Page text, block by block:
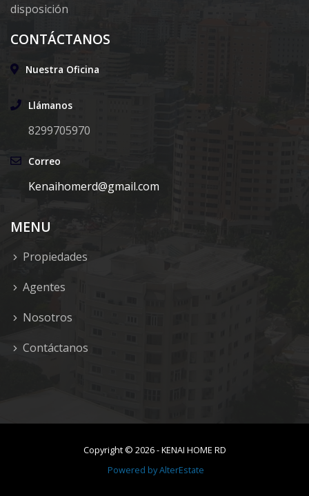
disposición
CONTÁCTANOS
Nuestra Oficina
Llámanos
8299705970
Correo
Kenaihomerd@gmail.com
MENU
Propiedades
Agentes
Nosotros
Contáctanos
Copyright © 2026-KENAI HOME RD
Powered byAlterEstate